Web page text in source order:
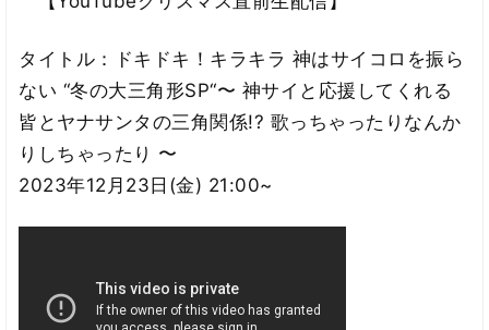
タイトル：ドキドキ！キラキラ 神はサイコロを振ら
ない “冬の大三角形SP“〜 神サイと応援してくれる
皆とヤナサンタの三角関係!? 歌っちゃったりなんか
りしちゃったり 〜
2023年12月23日(金) 21:00~